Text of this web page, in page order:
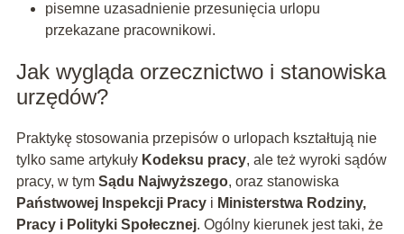
pisemne uzasadnienie przesunięcia urlopu
przekazane pracownikowi.
Jak wygląda orzecznictwo i stanowiska
urzędów?
Praktykę stosowania przepisów o urlopach kształtują nie
tylko same artykuły Kodeksu pracy, ale też wyroki sądów
pracy, w tym Sądu Najwyższego, oraz stanowiska
Państwowej Inspekcji Pracyi Ministerstwa Rodziny,
Pracy i Polityki Społecznej. Ogólny kierunek jest taki, że